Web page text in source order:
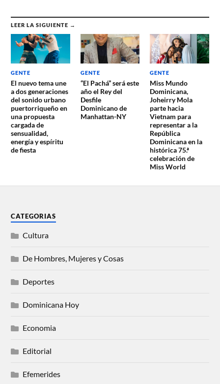
LEER LA SIGUIENTE →
GENTE
El nuevo tema une
a dos generaciones
del sonido urbano
puertorriqueño en
una propuesta
cargada de
sensualidad,
energía y espíritu
de fiesta
GENTE
“El Pachá” será este
año el Rey del
Desfile
Dominicano de
Manhattan-NY
GENTE
Miss Mundo
Dominicana,
Joheirry Mola
parte hacia
Vietnam para
representar a la
República
Dominicana en la
histórica 75.ª
celebración de
Miss World
CATEGORIAS
Cultura
De Hombres, Mujeres y Cosas
Deportes
Dominicana Hoy
Economia
Editorial
Efemerides